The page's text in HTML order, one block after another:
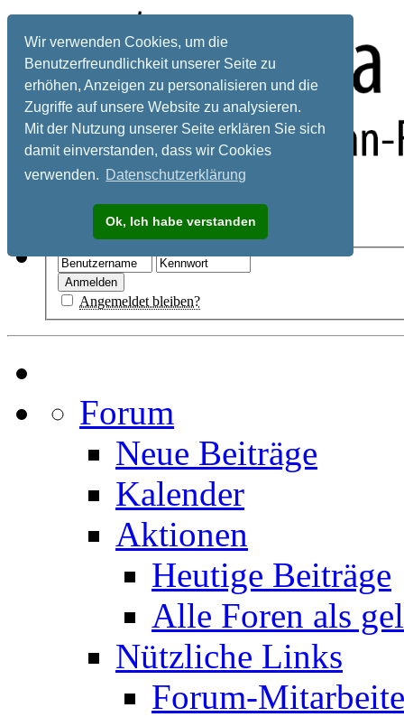
Wir verwenden Cookies, um die
Benutzerfreundlichkeit unserer Seite zu
erhöhen, Anzeigen zu personalisieren und die
Zugriffe auf unsere Website zu analysieren.
Mit der Nutzung unserer Seite erklären Sie sich
damit einverstanden, dass wir Cookies
verwenden. Datenschutzerklärung
Ok, Ich habe verstanden
Registrieren
Angemeldet bleiben?
Forum
Neue Beiträge
Kalender
Aktionen
Heutige Beiträge
Alle Foren als
Nützliche Links
Forum-